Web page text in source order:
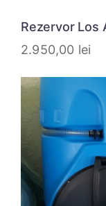
Rezervor Los
2.950,00 lei